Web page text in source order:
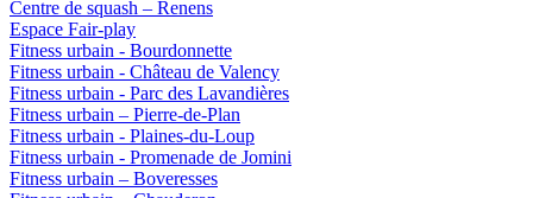
Centre de squash – Renens
Espace Fair-play
Fitness urbain - Bourdonnette
Fitness urbain - Château de Valency
Fitness urbain - Parc des Lavandières
Fitness urbain – Pierre-de-Plan
Fitness urbain - Plaines-du-Loup
Fitness urbain - Promenade de Jomini
Fitness urbain – Boveresses